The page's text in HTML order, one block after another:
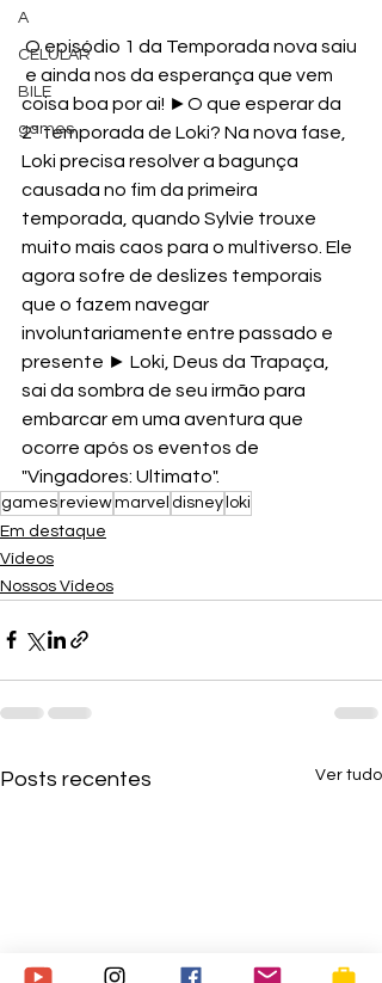
A
CELULAR
BILE
games
O episódio 1 da Temporada nova saiu
e ainda nos da esperança que vem
coisa boa por ai! ►O que esperar da
2ª temporada de Loki? Na nova fase,
Loki precisa resolver a bagunça
causada no fim da primeira
temporada, quando Sylvie trouxe
muito mais caos para o multiverso. Ele
agora sofre de deslizes temporais
que o fazem navegar
involuntariamente entre passado e
presente ► Loki, Deus da Trapaça,
sai da sombra de seu irmão para
embarcar em uma aventura que
ocorre após os eventos de
"Vingadores: Ultimato".
gamesreviewmarvel disney loki
Em destaque
Vídeos
Nossos Vídeos
Posts recentes Ver tudo